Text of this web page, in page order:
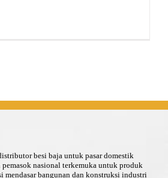
besi baja untuk pasar domestik
nasional terkemuka untuk produk
mendasar bangunan dan konstruksi industri